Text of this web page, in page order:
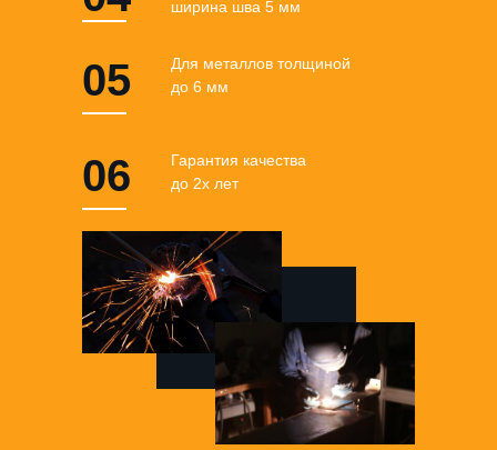
ширина шва 5 мм
Для металлов толщиной
до 6 мм
Гарантия качества
до 2х лет
05
06